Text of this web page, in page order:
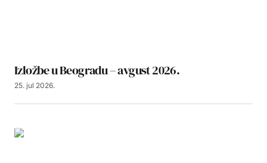
Izložbe u Beogradu – avgust 2026.
25. jul 2026.